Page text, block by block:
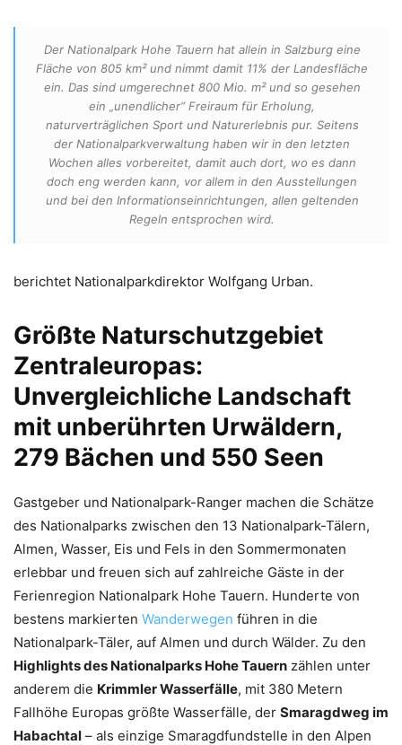
Der Nationalpark Hohe Tauern hat allein in Salzburg eine
Fläche von 805 km² und nimmt damit 11% der Landesfläche
ein. Das sind umgerechnet 800 Mio. m² und so gesehen
ein „unendlicher“ Freiraum für Erholung,
naturverträglichen Sport und Naturerlebnis pur. Seitens
der Nationalparkverwaltung haben wir in den letzten
Wochen alles vorbereitet, damit auch dort, wo es dann
doch eng werden kann, vor allem in den Ausstellungen
und bei den Informationseinrichtungen, allen geltenden
Regeln entsprochen wird.
berichtet Nationalparkdirektor Wolfgang Urban.
Größte Naturschutzgebiet
Zentraleuropas:
Unvergleichliche Landschaft
mit unberührten Urwäldern,
279 Bächen und 550 Seen
Gastgeber und Nationalpark-Ranger machen die Schätze
des Nationalparks zwischen den 13 Nationalpark-Tälern,
Almen, Wasser, Eis und Fels in den Sommermonaten
erlebbar und freuen sich auf zahlreiche Gäste in der
Ferienregion Nationalpark Hohe Tauern. Hunderte von
bestens markierten Wanderwegen führen in die
Nationalpark-Täler, auf Almen und durch Wälder. Zu den
Highlights des Nationalparks Hohe Tauern zählen unter
anderem die Krimmler Wasserfälle, mit 380 Metern
Fallhöhe Europas größte Wasserfälle, der Smaragdweg im
Habachtal – als einzige Smaragdfundstelle in den Alpen